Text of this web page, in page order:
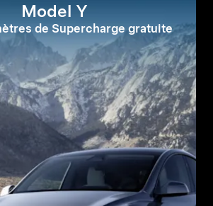
Model Y
de Supercharge gratuite